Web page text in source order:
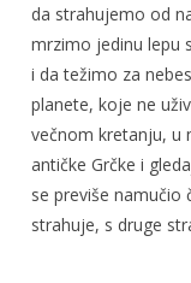
da strahujemo od
mrzimo jedinu lepu
i da težimo za
planete, koje ne
večnom kretanju, u
antičke Grčke i
se previše namučio
strahuje, s druge